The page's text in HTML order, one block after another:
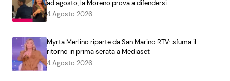
ad agosto, la Moreno prova a difendersi
4 Agosto 2026
Myrta Merlino riparte da San Marino RTV: sfuma il
ritorno in prima serata a Mediaset
4 Agosto 2026